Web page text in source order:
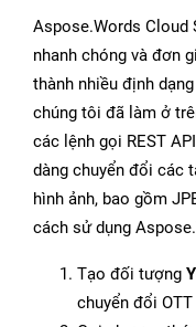
Aspose.Words Cloud
nhanh chóng và đơn
thành nhiều định
chúng tôi đã làm ở
các lệnh gọi REST
dàng chuyển đổi các
hình ảnh, bao gồm
cách sử dụng
Tạo đối tượng
chuyển đổi